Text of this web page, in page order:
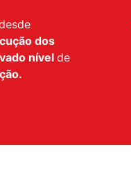
dos
nível de